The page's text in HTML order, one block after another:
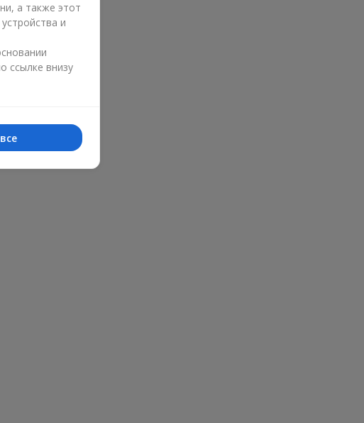
а также этот
и
ссылке внизу